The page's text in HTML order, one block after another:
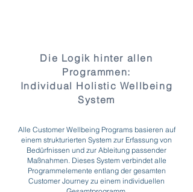
Die Logik hinter allen
Programmen:
Individual Holistic Wellbeing
System
Alle Customer Wellbeing Programs basieren auf
einem strukturierten System zur Erfassung von
Bedürfnissen und zur Ableitung passender
Maßnahmen. Dieses System verbindet alle
Programmelemente entlang der gesamten
Customer Journey zu einem individuellen